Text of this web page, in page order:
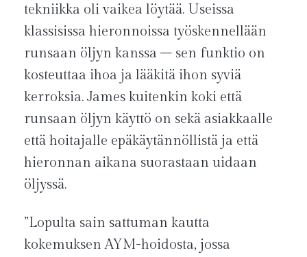
tekniikka oli vaikea löytää. Useissa
klassisissa hieronnoissa työskennellään
runsaan öljyn kanssa – sen funktio on
kosteuttaa ihoa ja lääkitä ihon syviä
kerroksia. James kuitenkin koki että
runsaan öljyn käyttö on sekä asiakkaalle
että hoitajalle epäkäytännöllistä ja että
hieronnan aikana suorastaan uidaan
öljyssä.
”Lopulta sain sattuman kautta
kokemuksen AYM-hoidosta, jossa